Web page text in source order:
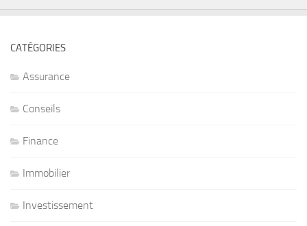
CATÉGORIES
Assurance
Conseils
Finance
Immobilier
Investissement